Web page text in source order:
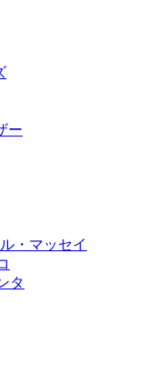
ー
・マッセイ
タ